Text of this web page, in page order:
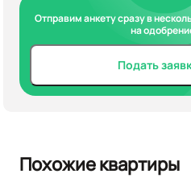
Отправим анкету сразу в
на
Подать
Похожие квартиры